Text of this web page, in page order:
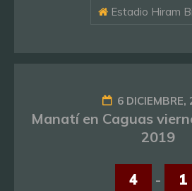
Estadio Hiram
6 DICIEMBRE,
Manatí en Caguas
2019
4 - 1